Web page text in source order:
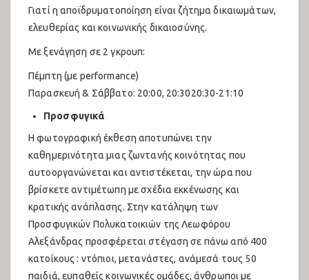
Γιατί η αποϊδρυματοποίηση είναι ζήτημα δικαιωμάτων,
ελευθερίας και κοινωνικής δικαιοσύνης.
Με ξενάγηση σε 2 γκρουπ:
Πέμπτη (με performance)
Παρασκευή & Σάββατο: 20:00, 20:3020:30-21:10
Προσφυγικά
Η φωτογραφική έκθεση αποτυπώνει την
καθημερινότητα μιας ζωντανής κοινότητας που
αυτοοργανώνεται και αντιστέκεται, την ώρα που
βρίσκετε αντιμέτωπη με σχέδια εκκένωσης και
κρατικής ανάπλασης. Στην κατάληψη των
Προσφυγικών Πολυκατοικιών της Λεωφόρου
Αλεξάνδρας προσφέρεται στέγαση σε πάνω από 400
κατοίκους : ντόπιοι, μετανάστες, ανάμεσά τους 50
παιδιά, ευπαθείς κοινωνικές ομάδες, άνθρωποι με